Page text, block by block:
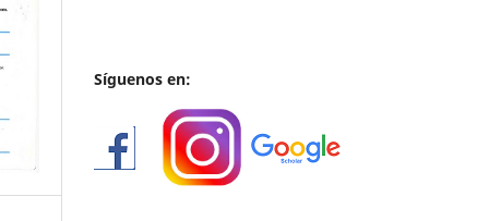
Síguenos en: